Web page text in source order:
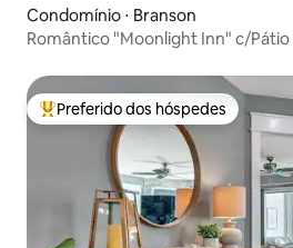
Condomínio ⋅ Branson
Romântico "Moonlight Inn" c/
Entre os melhores preferidos dos
Preferido dos hóspedes